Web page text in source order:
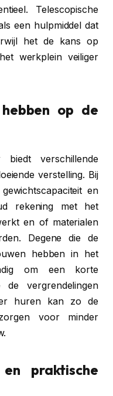
Telescopische
een hulpmiddel dat
het de kans op
werkplein veiliger
op de
biedt verschillende
verstelling. Bij
en
rekening met het
en of materialen
Degene die de
hebben in het
om een korte
vergrendelingen
huren kan zo de
voor minder
praktische